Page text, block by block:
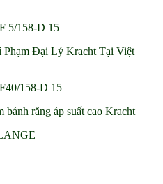
5/158-D 15
Phạm Đại Lý Kracht Tại Việt
158-D 15
răng áp suất cao Kracht